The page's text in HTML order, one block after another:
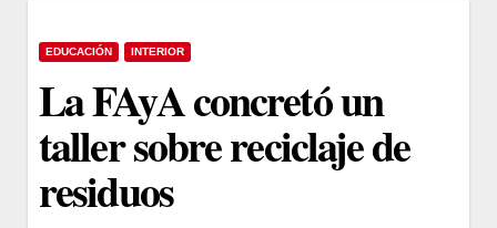
EDUCACIÓN INTERIOR
La FAyA concretó un
taller sobre reciclaje de
residuos